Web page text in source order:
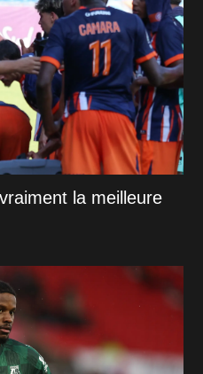
la meilleure